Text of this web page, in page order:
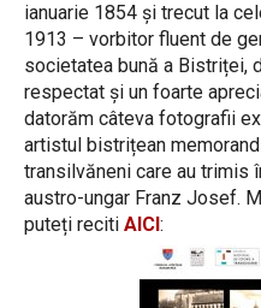
ianuarie 1854 și trecut la
1913 – vorbitor fluent de
societatea bună a Bistriței,
respectat și un foarte
datorăm câteva fotografii
artistul bistrițean
transilvăneni care au trimis
austro-ungar Franz Josef.
puteți reciti AICI: